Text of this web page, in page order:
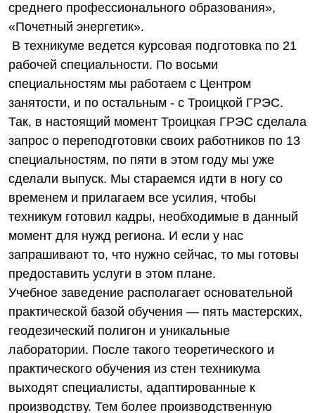
среднего профессионального образования»,
«Почетный энергетик».
В техникуме ведется курсовая подготовка по 21
рабочей специальности. По восьми
специальностям мы работаем с Центром
занятости, и по остальным - с Троицкой ГРЭС.
Так, в настоящий момент Троицкая ГРЭС сделала
запрос о переподготовки своих работников по 13
специальностям, по пяти в этом году мы уже
сделали выпуск. Мы стараемся идти в ногу со
временем и прилагаем все усилия, чтобы
техникум готовил кадры, необходимые в данный
момент для нужд региона. И если у нас
запрашивают то, что нужно сейчас, то мы готовы
предоставить услуги в этом плане.
Учебное заведение располагает основательной
практической базой обучения — пять мастерских,
геодезический полигон и уникальные
лаборатории. После такого теоретического и
практического обучения из стен техникума
выходят специалисты, адаптированные к
производству. Тем более производственную